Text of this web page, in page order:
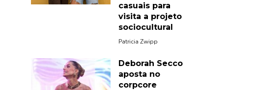
casuais para
visita a projeto
sociocultural
Patricia Zwipp
Deborah Secco
aposta no
corpcore